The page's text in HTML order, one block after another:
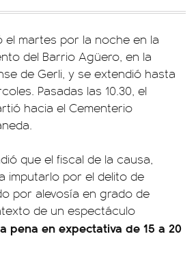
el martes por la noche en la
del Barrio Agüero, en la
de Gerli, y se extendió hasta
Pasadas las 10.30, el
hacia el Cementerio
que el fiscal de la causa,
imputarlo por el delito de
por alevosía en grado de
de un espectáculo
pena en expectativa de 15 a 20